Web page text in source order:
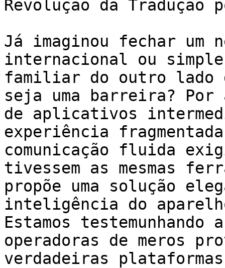
Revolução da Tradução
Já imaginou fechar um
internacional ou
familiar do outro lado
seja uma barreira? Por
de aplicativos
experiência
comunicação fluida
tivessem as mesmas
propõe uma solução
inteligência do
Estamos testemunhando
operadoras de meros
verdadeiras